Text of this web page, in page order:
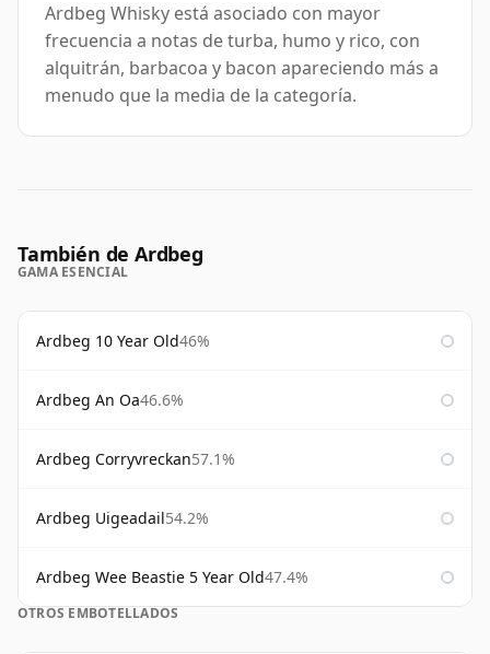
Ardbeg Whisky está asociado con mayor
frecuencia a notas de turba, humo y rico, con
alquitrán, barbacoa y bacon apareciendo más a
menudo que la media de la categoría.
También de Ardbeg
GAMA ESENCIAL
Ardbeg 10 Year Old46%
Ardbeg An Oa46.6%
Ardbeg Corryvreckan57.1%
Ardbeg Uigeadail54.2%
Ardbeg Wee Beastie 5 Year Old47.4%
OTROS EMBOTELLADOS